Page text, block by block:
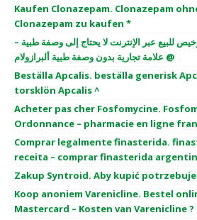
Kaufen Clonazepam. Clonazepam
Clonazepam zu kaufen *
للبيع عبر الإنترنت لا يحتاج إلى وصفة طبية –
علامة تجارية بدون وصفة طبية ألبرازولام @
Beställa Apcalis. beställa generisk
torsklön Apcalis ^
Acheter pas cher Fosfomycine.
Ordonnance – pharmacie en ligne
Comprar legalmente finasterida.
receita – comprar finasterida
Zakup Syntroid. Aby kupić
Koop anoniem Varenicline. Bestel
Mastercard – Kosten van Varenicline ?